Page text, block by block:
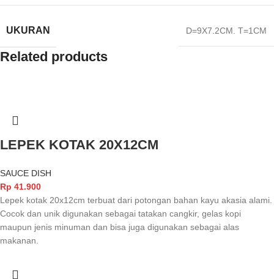
UKURAN D=9X7.2CM. T=1CM
Related products
LEPEK KOTAK 20X12CM
SAUCE DISH
Rp 41.900
Lepek kotak 20x12cm terbuat dari potongan bahan kayu akasia alami.
Cocok dan unik digunakan sebagai tatakan cangkir, gelas kopi
maupun jenis minuman dan bisa juga digunakan sebagai alas
makanan.